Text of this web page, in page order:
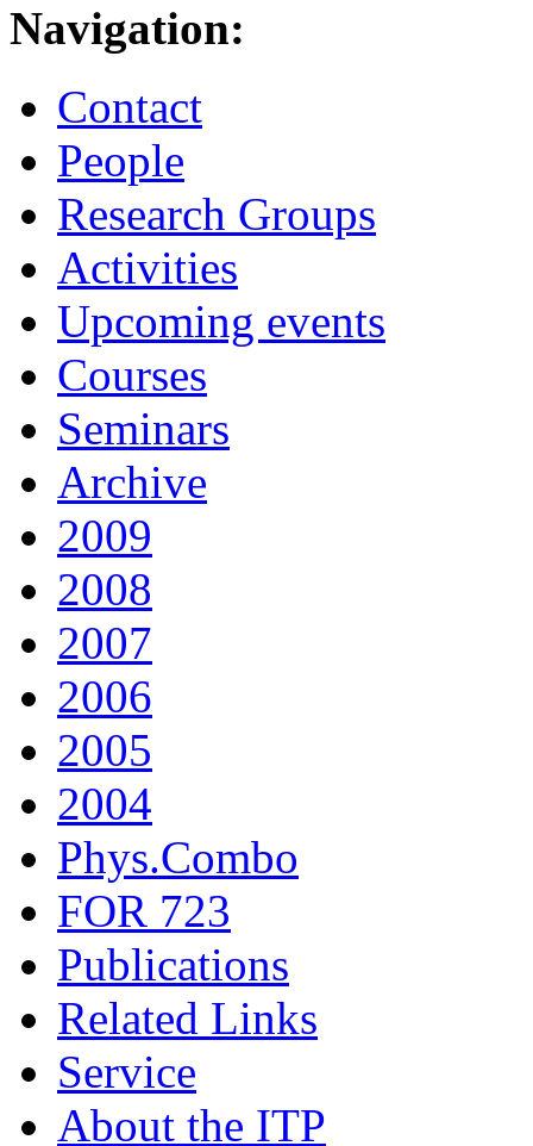
Navigation:
Contact
People
Research Groups
Activities
Upcoming events
Courses
Seminars
Archive
2009
2008
2007
2006
2005
2004
Phys.Combo
FOR 723
Publications
Related Links
Service
About the ITP